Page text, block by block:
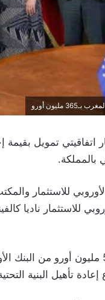
مليون أورو
الأوروبي للاستثمار
للاستثمار ناديا
وتشمل هذه الاتفاقية قرضاً بقيمة